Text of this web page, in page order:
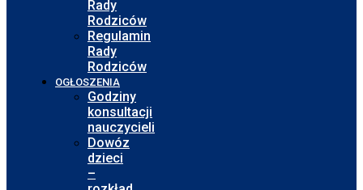
Rady
Rodziców
Regulamin
Rady
Rodziców
OGŁOSZENIA
Godziny
konsultacji
nauczycieli
Dowóz
dzieci
–